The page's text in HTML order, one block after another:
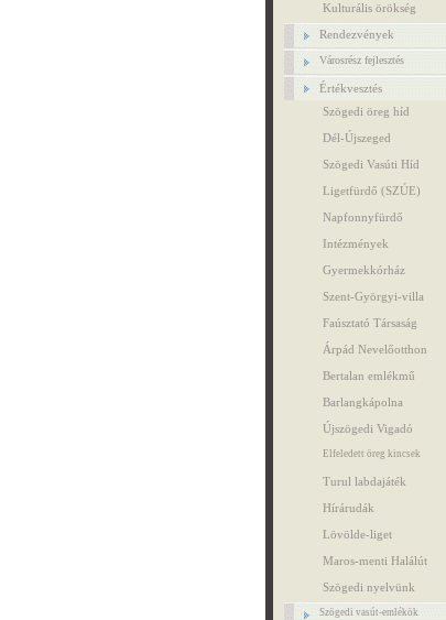
Kulturális örökség
Rendezvények
Városrész fejlesztés
Értékvesztés
Szögedi öreg híd
Dél-Újszeged
Szögedi Vasúti Híd
Ligetfürdő (SZÚE)
Napfonnyfürdő
Intézmények
Gyermekkórház
Szent-Györgyi-villa
Faúsztató Társaság
Árpád Nevelőotthon
Bertalan emlékmű
Barlangkápolna
Újszögedi Vigadó
Elfeledett öreg kincsek
Turul labdajáték
Hírárudák
Lövölde-liget
Maros-menti Halálút
Szögedi nyelvünk
Szögedi vasút-emlékök